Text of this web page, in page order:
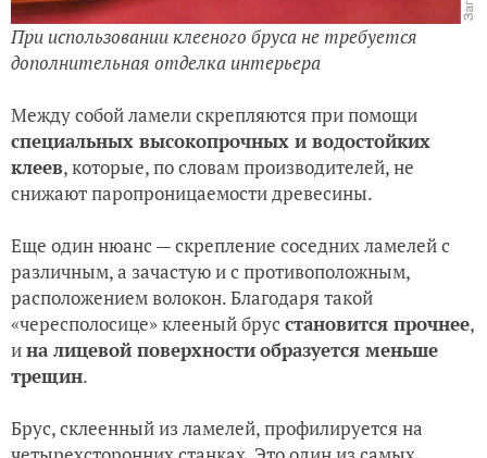
При использовании клееного бруса не требуется
дополнительная отделка интерьера
Между собой ламели скрепляются при помощи
специальных высокопрочных и водостойких
клеев, которые, по словам производителей, не
снижают паропроницаемости древесины.
Еще один нюанс — скрепление соседних ламелей с
различным, а зачастую и с противоположным,
расположением волокон. Благодаря такой
«чересполосице» клееный брус становится прочнее,
ина лицевой поверхностиобразуется меньше
трещин.
Брус, склеенный из ламелей, профилируется на